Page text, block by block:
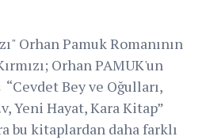
Orhan Pamuk Romanının
Orhan PAMUK'un
Bey ve Oğulları,
Yeni Hayat, Kara Kitap”
bu kitaplardan daha farklı